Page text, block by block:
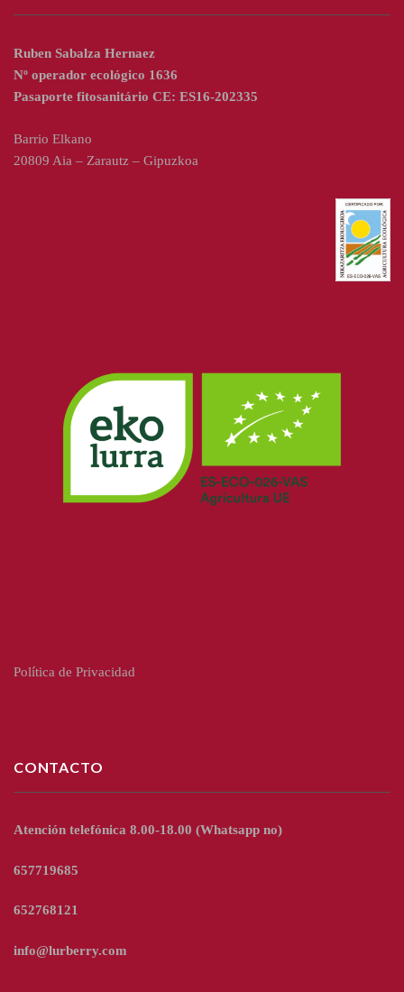
Ruben Sabalza Hernaez
Nº operador ecológico 1636
Pasaporte fitosanitário CE: ES16-202335
Barrio Elkano
20809 Aia – Zarautz – Gipuzkoa
Política de Privacidad
CONTACTO
Atención telefónica 8.00-18.00 (Whatsapp no)
657719685
652768121
info@lurberry.com